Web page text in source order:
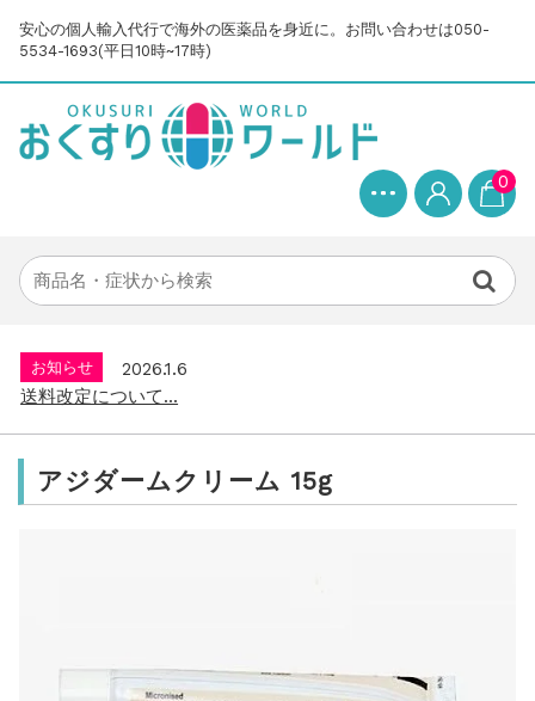
安心の個人輸入代行で海外の医薬品を身近に。お問い合わせは050-
5534-1693(平日10時~17時)
0
2026.4.9
2026年GW営業について...
お知らせ
2026.3.4
お知らせ
2026.1.6
送料改定について...
年末年始の営業について【2025-202...
お知らせ
2025.8.24
送料改定について...
アジダームクリーム 15g